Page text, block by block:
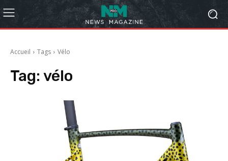
Accueil Tags Vélo
Tag: vélo